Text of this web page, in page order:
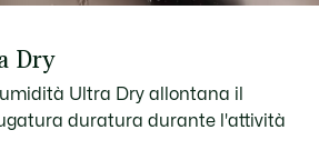
Dry
Ultra Dry allontana il
duratura durante l'attività